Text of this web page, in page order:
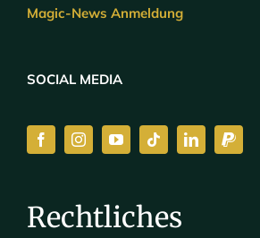
Magic-News Anmeldung
SOCIAL MEDIA
Rechtliches